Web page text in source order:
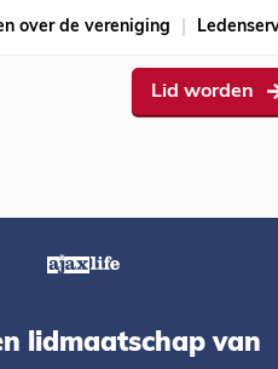
over de vereniging
Lid worden
lidmaatschap van